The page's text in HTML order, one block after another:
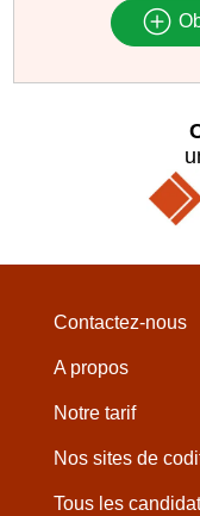
Contactez-nous
A propos
Notre tarif
Nos sites de
Tous les